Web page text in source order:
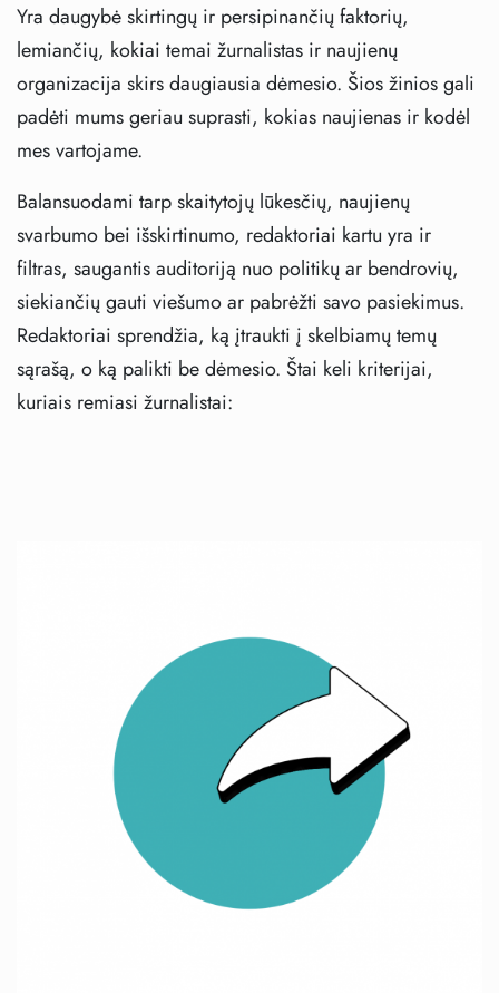
Yra daugybė skirtingų ir persipinančių faktorių,
lemiančių, kokiai temai žurnalistas ir naujienų
organizacija skirs daugiausia dėmesio. Šios žinios gali
padėti mums geriau suprasti, kokias naujienas ir kodėl
mes vartojame.
Balansuodami tarp skaitytojų lūkesčių, naujienų
svarbumo bei išskirtinumo, redaktoriai kartu yra ir
filtras, saugantis auditoriją nuo politikų ar bendrovių,
siekiančių gauti viešumo ar pabrėžti savo pasiekimus.
Redaktoriai sprendžia, ką įtraukti į skelbiamų temų
sąrašą, o ką palikti be dėmesio. Štai keli kriterijai,
kuriais remiasi žurnalistai: